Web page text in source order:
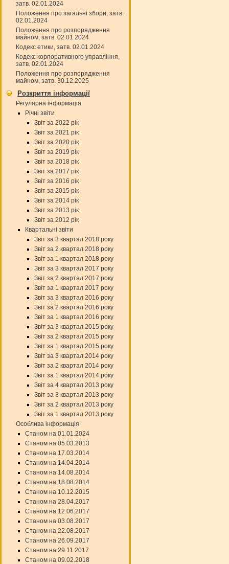
затв. 02.01.2024
Положення про загальні збори, затв.
02.01.2024
Положення про розпорядження
майном, затв. 02.01.2024
Кодекс етики, затв. 02.01.2024
Кодекс корпоративного управління,
затв. 02.01.2024
Положення про розпорядження
майном, затв. 30.12.2025
Розкриття інформації
Регулярна інформація
Річні звіти
Звіт за 2022 рік
Звіт за 2021 рік
Звіт за 2020 рік
Звіт за 2019 рік
Звіт за 2018 рік
Звіт за 2017 рік
Звіт за 2016 рік
Звіт за 2015 рік
Звіт за 2014 рік
Звіт за 2013 рік
Звіт за 2012 рік
Квартальні звіти
Звіт за 3 квартал 2018 року
Звіт за 2 квартал 2018 року
Звіт за 1 квартал 2018 року
Звіт за 3 квартал 2017 року
Звіт за 2 квартал 2017 року
Звіт за 1 квартал 2017 року
Звіт за 3 квартал 2016 року
Звіт за 2 квартал 2016 року
Звіт за 1 квартал 2016 року
Звіт за 3 квартал 2015 року
Звіт за 2 квартал 2015 року
Звіт за 1 квартал 2015 року
Звіт за 3 квартал 2014 року
Звіт за 2 квартал 2014 року
Звіт за 1 квартал 2014 року
Звіт за 4 квартал 2013 року
Звіт за 3 квартал 2013 року
Звіт за 2 квартал 2013 року
Звіт за 1 квартал 2013 року
Особлива інформація
Станом на 01.01.2024
Станом на 05.03.2013
Станом на 17.03.2014
Станом на 14.04.2014
Станом на 14.08.2014
Станом на 18.08.2014
Станом на 10.12.2015
Станом на 28.04.2017
Станом на 12.06.2017
Станом на 03.08.2017
Станом на 22.08.2017
Станом на 26.09.2017
Станом на 29.11.2017
Станом на 09.02.2018